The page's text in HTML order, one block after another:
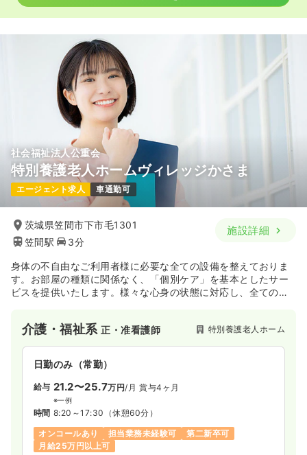
社会福祉法人公重会
特別養護老人ホームヴィレッジかさま
エージェント求人 車通勤可
茨城県笠間市下市毛1301
笠間駅
3分
施設詳細
身体の不自由なご利用者様に必要な全ての設備を整えておりま
す。お部屋の種類に関係なく、「個別ケア」を基本としたサー
ビスを提供いたします。様々な心身の状態に対応し、全ての方
介護・福祉系正・准看護師 特別養護老人ホーム
日勤のみ（常勤）
給与 21.2〜25.7万円/月 賞与4ヶ月
※一例
時間 8:20～17:30 （休憩60分）
オンコールあり
担当業務未経験可
第二新卒可
月給25万円以上可